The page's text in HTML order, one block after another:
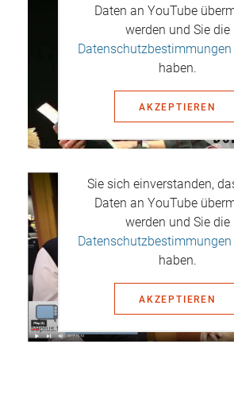
Daten an YouTube
werden und Sie die
Datenschutzbestimmungen
haben.
AKZEPTIEREN
Sie sich einverstanden,
Daten an YouTube
werden und Sie die
Datenschutzbestimmungen
haben.
AKZEPTIEREN